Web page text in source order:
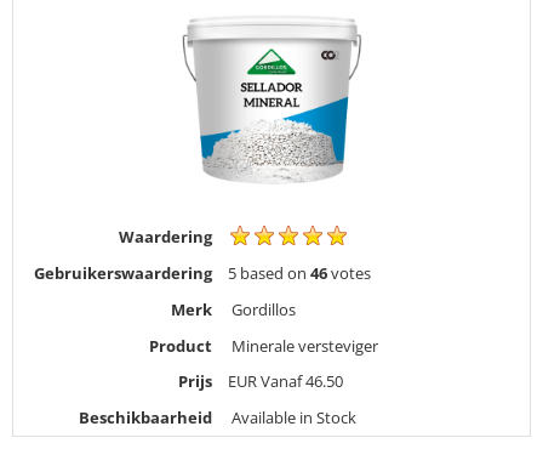
Waardering
Gebruikerswaardering
5based on 46votes
Merk
Gordillos
Product
Minerale versteviger
Prijs
EURVanaf 46.50
Beschikbaarheid
Available in Stock